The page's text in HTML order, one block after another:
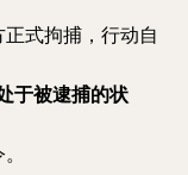
式拘捕，行动自
于被逮捕的状